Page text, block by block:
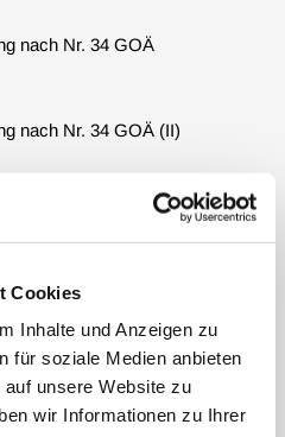
Cookies
Inhalte und Anzeigen zu
für soziale Medien anbieten
unsere Website zu
wir Informationen zu Ihrer
nach Nr. 34 GOÄ
nach Nr. 34 GOÄ (II)
II